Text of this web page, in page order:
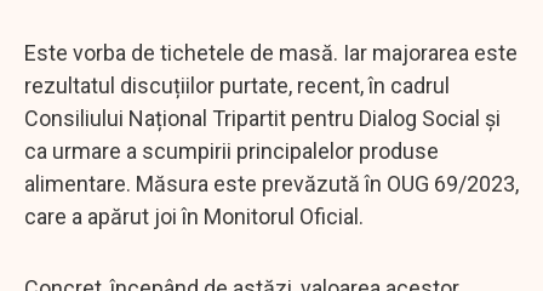
Este vorba de tichetele de masă. Iar majorarea este
rezultatul discuțiilor purtate, recent, în cadrul
Consiliului Național Tripartit pentru Dialog Social și
ca urmare a scumpirii principalelor produse
alimentare. Măsura este prevăzută în OUG 69/2023,
care a apărut joi în Monitorul Oficial.